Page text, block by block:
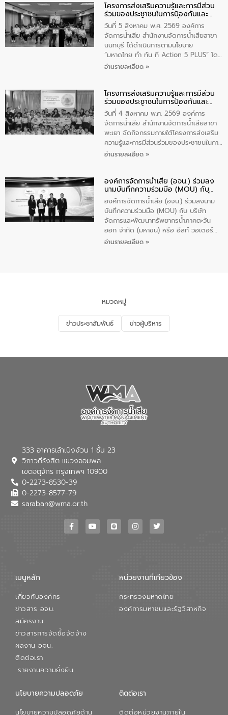
วัดสิงห์ จังหวัดชัยนาท โดยมีนายแสงชัย
สุขชื่น นายกเทศมนตรีตำบลวัดสิงห์ คณะผู้
บริหารเทศบาลตำบลวัดสิงห์ ผู้นำชุมชน และ
ประชาชนในพื้นที่เทศบาลตำบลวัดสิงก์ที่มี
ส่วนได้ส่วนเสียในโครงก่อสร้างศูนย์บริหาร
จัดการคุณภาพน้ำเทศบาลตำบลวัดสิงห์
จังหวัดชัยนาท ให้การต้อนรับ
โครงการส่งเสริมความรู้และการมีส่วน
ร่วมของประชาชนในการป้องกันและ
แก้ไขปัญหาน้ำเสียอย่างยั่งยืน
วันที่ 5 สิงหาคม พ.ศ. 2569 องค์การ
จัดการน้ำเสีย สำนักงานจัดการน้ำเสียสาขา
นนทบุรี ได้ดำเนินการตามนโยบาย
“มหาดไทย ทำ ทัน ที Action 5 PLUS” โดย
จัดโครงการส่งเสริมความรู้และการมีส่วน
“ชุมชนร่วมใจ น้ำใสยั่งยืน” ได้บรรยายให้
ความรู้เกี่ยวกับการจัดการน้ำเสียและการใช้
ถังดักไขมันให้แก่นักเรียนโรงเรียนวัดบ่อ
(นันทวิทยา) เทศบาลนครปากเกร็ด อำเภอ
ปากเกร็ด จังหวัดนนทบุรี จำนวน 30 คน
อ่านรายละเอียด »
โครงการส่งเสริมความรู้และการมีส่วน
ร่วมของประชาชนในการป้องกันและ
แก้ไขปัญหาน้ำเสียอย่างยั่งยืน
วันที่ 4 สิงหาคม พ.ศ. 2569 องค์การ
จัดการน้ำเสีย สำนักงานจัดการน้ำเสียสาขา
พะเยา จัดกิจกรรมภายใต้โครงการส่งเสริม
ความรู้และการมีส่วนร่วมของประชาชนในการ
ป้องกันและแก้ไขปัญหาน้ำเสียอย่างยั่งยืน
ชุมชนและการบำบัดน้ำเสียเบื้องต้น ให้กับ
นักเรียนชั้นประถมศึกษาปีที่ 5 โรงเรียน
เทศบาล 1 (พะเยาประชานุกูล) จำนวน 30
คน
อ่านรายละเอียด »
องค์การจัดการน้ำเสีย (อจน.) ร่วมลง
นามบันทึกความร่วมมือ (MOU) กับ
บริษัท จัดการและพัฒนาทรัพยากรน้ำ
ภาคตะวันออก จำกัด (มหาชน) หรือ อีส
ท์ วอเตอร์
องค์การจัดการน้ำเสีย (อจน.) ร่วมลงนาม
บันทึกความร่วมมือ (MOU) กับ บริษัท
จัดการและพัฒนาทรัพยากรน้ำภาคตะวัน
ออก จำกัด (มหาชน) หรือ อีสท์ วอเตอร์
เมื่อวันอังคารที่ 4 สิงหาคม 2569 ณ ห้อง
ด้านน้ำของประเทศ และเตรียมความพร้อม
รองรับการเติบโตของเมือง รวมถึงการ
ลงทุนในอุตสาหกรรมแห่งอนาคต ตลอดจน
มุ่งตอบโจทย์ความท้าทายจากวิกฤตการ
ในครั้งนี้เป็นการดึงจุดแข็งและความ
(อจน.) มาผสานกับประสบการณ์และ
เทคโนโลยีโครงข่ายน้ำครบวงจรในพื้นที่ EEC
ของอีสท์ วอเตอร์ เพื่อร่วมกันศึกษา
เทคโนโลยีการปรับปรุงคุณภาพน้ำ (Water
Reuse) และพัฒนารูปแบบการดำเนินงาน
ใช้น้ำที่พุ่งสูงขึ้นจากการขยายตัวของ
การองค์การจัดการน้ำเสีย กล่าวถึงภารกิจ
เพื่อสนับสนุนการพัฒนาเมืองอย่างยั่งยืน
ขณะที่ นายบดินทร์ อุดล กรรมการผู้อำนวย
สมดุลทางเศรษฐกิจและสิ่งแวดล้อมได้อย่าง
ภาคเอกชนในครั้งนี้ นับเป็นก้าวสำคัญของ
องค์การจัดการน้ำเสีย (อจน.) ในการร่วมวาง
อ่านรายละเอียด »
หมวดหมู่
ข่าวประชาสัมพันธ์ ข่าวผู้บริหาร
333 อาคารเล้าเป้งง้วน 1 ชั้น 23
วิภาวดีรังสิต แขวงจอมพล
เขตจตุจักร กรุงเทพฯ 10900
0-2273-8530-39
0-2273-8577-79
saraban@wma.or.th
เมนูหลัก
เกี่ยวกับองค์กร
ข่าวสาร อจน.
สมัครงาน
ข่าวสารการจัดซื้อจัดจ้าง
ผลงาน อจน.
ติดต่อเรา
รายงานความยั่งยืน
หน่วยงานที่เกียวข้อง
กระทรวงมหาดไทย
องค์การมหาชนและรัฐวิสาหกิจ
นโยบายความปลอดภัย
นโยบายความปลอดภัยด้าน
ติดต่อเรา
ติดต่อหน่วยงานภายใน